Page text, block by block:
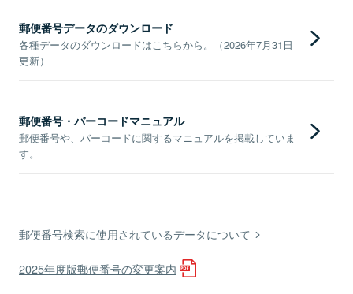
郵便番号データのダウンロード
各種データのダウンロードはこちらから。（2026年7月31日
更新）
郵便番号・バーコードマニュアル
郵便番号や、バーコードに関するマニュアルを掲載していま
す。
郵便番号検索に使用されているデータについて
2025年度版郵便番号の変更案内